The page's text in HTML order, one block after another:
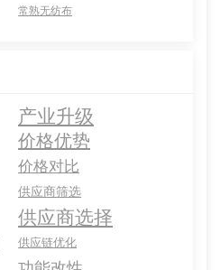
常熟无纺布
产业升级
价格优势
价格对比
供应商筛选
供应商选择
供应链优化